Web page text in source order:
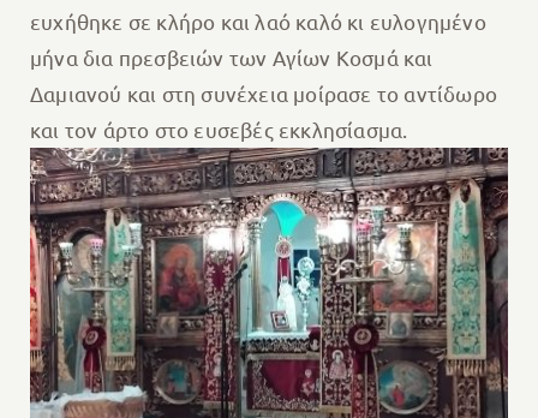
ευχήθηκε σε κλήρο και λαό καλό κι ευλογημένο
μήνα δια πρεσβειών των Αγίων Κοσμά και
Δαμιανού και στη συνέχεια μοίρασε το αντίδωρο
και τον άρτο στο ευσεβές εκκλησίασμα.